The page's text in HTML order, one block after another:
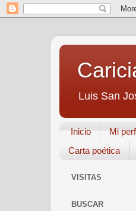
Luis San
Inicio Mi
Carta poética
VISITAS
BUSCAR